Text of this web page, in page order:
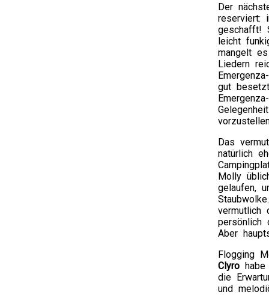
Der
reserviert:
geschafft!
leicht
mangelt
Liedern
gut
Das
natürlich
Molly
gelaufen,
vermutlich
persönlich
Aber
Flogging
Clyro
die
und